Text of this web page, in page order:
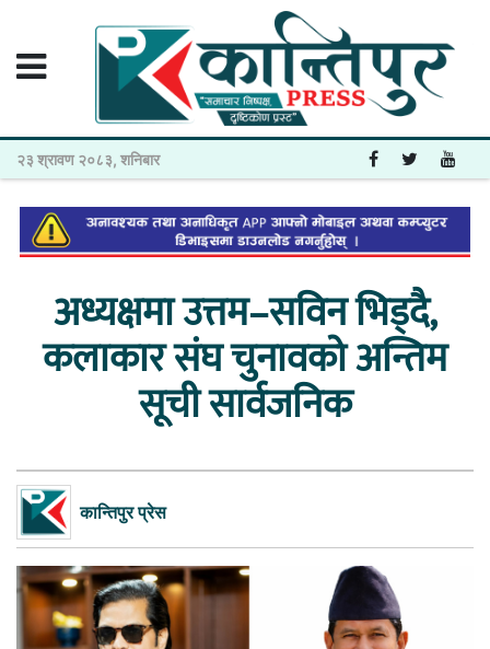
२३ श्रावण २०८३, शनिबार
अध्यक्षमा उत्तम–सविन भिड्दै,
कलाकार संघ चुनावको अन्तिम
सूची सार्वजनिक
कान्तिपुर प्रेस